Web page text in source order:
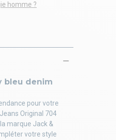
homme ?
bleu denim
pour votre
Original 704
marque Jack &
votre style